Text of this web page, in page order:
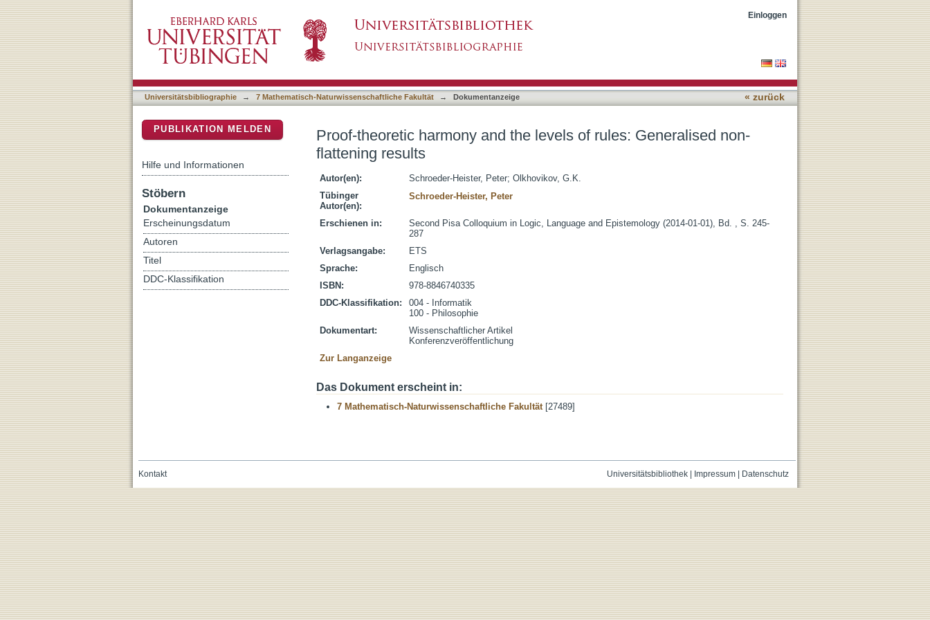
Einloggen
Universitätsbibliographie → 7 Mathematisch-Naturwissenschaftliche Fakultät → Dokumentanzeige « zurück
Proof-theoretic harmony and the levels of rules: Generalised non-
flattening results
Autor(en): Schroeder-Heister, Peter; Olkhovikov, G.K.
Tübinger
Autor(en):
Schroeder-Heister, Peter
Erschienen in:
Second Pisa Colloquium in Logic, Language and Epistemology (2014-01-01), Bd. , S. 245-
287
Verlagsangabe:
ETS
Sprache:
Englisch
ISBN:
978-8846740335
DDC-Klassifikation:
004 - Informatik
100 - Philosophie
Dokumentart:
Wissenschaftlicher Artikel
Konferenzveröffentlichung
Zur Langanzeige
Das Dokument erscheint in:
7 Mathematisch-Naturwissenschaftliche Fakultät[27489]
PUBLIKATION MELDEN
Hilfe und Informationen
Stöbern
Dokumentanzeige
Erscheinungsdatum
Autoren
Titel
DDC-Klassifikation
Universitätsbibliothek| Impressum| Datenschutz
Kontakt